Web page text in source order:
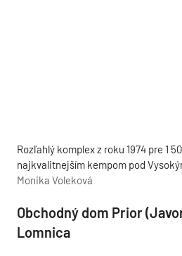
Rozľahlý komplex z roku 1974 pre 1
najkvalitnejším kempom pod
Monika Voleková
Obchodný dom Prior
Lomnica